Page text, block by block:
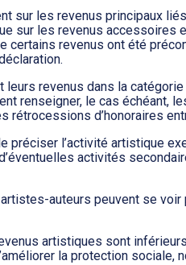
sur les revenus principaux
sur les revenus accessoires
certains revenus ont été
leurs revenus dans la
renseigner, le cas échéant,
rétrocessions d’honoraires
préciser l’activité artistique
activités
auteurs peuvent se
artistiques sont
la protection sociale,